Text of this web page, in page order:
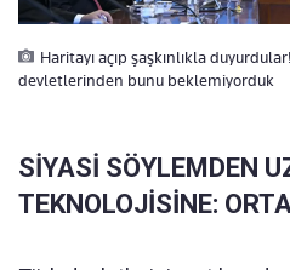
Haritayı açıp şaşkınlıkla
devletlerinden bunu beklemiyorduk
SİYASİ SÖYLEMDEN
TEKNOLOJİSİNE: